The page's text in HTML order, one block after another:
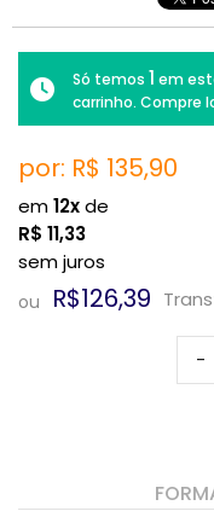
Só temos 1 em
carrinho. Compre
por: R$ 135,90
em12xde
R$ 11,33
sem juros
ou R$126,39
-